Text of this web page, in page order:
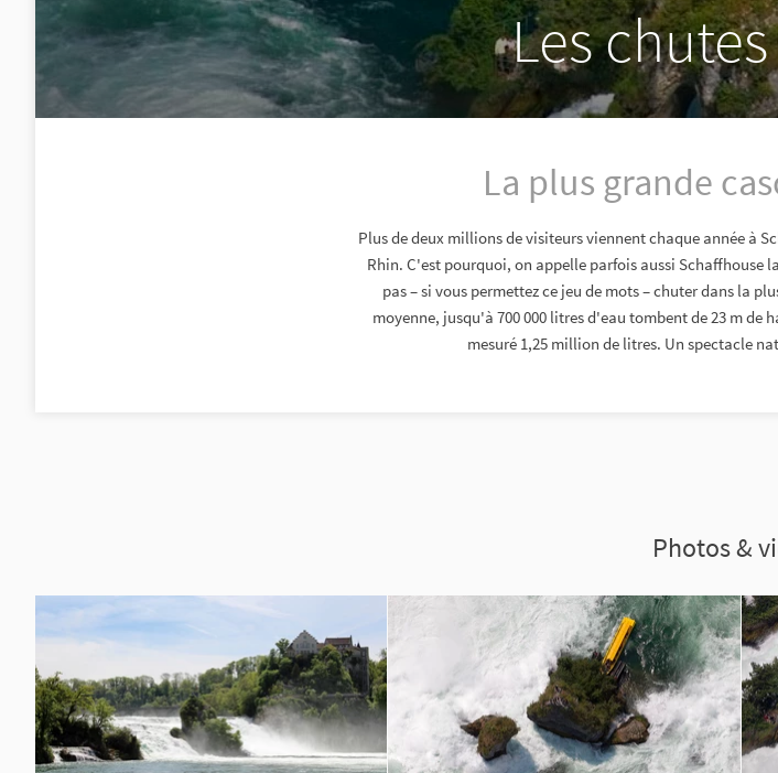
Les
La plus grande
Plus de deux millions de visiteurs viennent chaque année à
Rhin. C'est pourquoi, on appelle parfois aussi Schaffhouse
pas – si vous permettez ce jeu de mots – chuter dans la
moyenne, jusqu'à 700 000 litres d'eau tombent de 23 m de
mesuré 1,25 million de litres. Un spectacle
Photos &